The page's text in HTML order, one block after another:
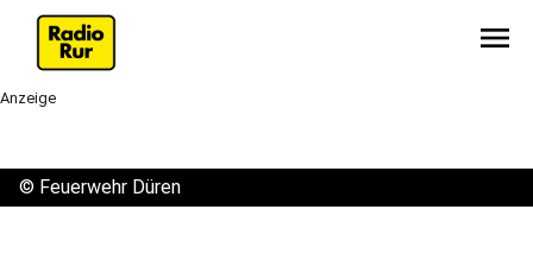
menu
Anzeige
© Feuerwehr Düren